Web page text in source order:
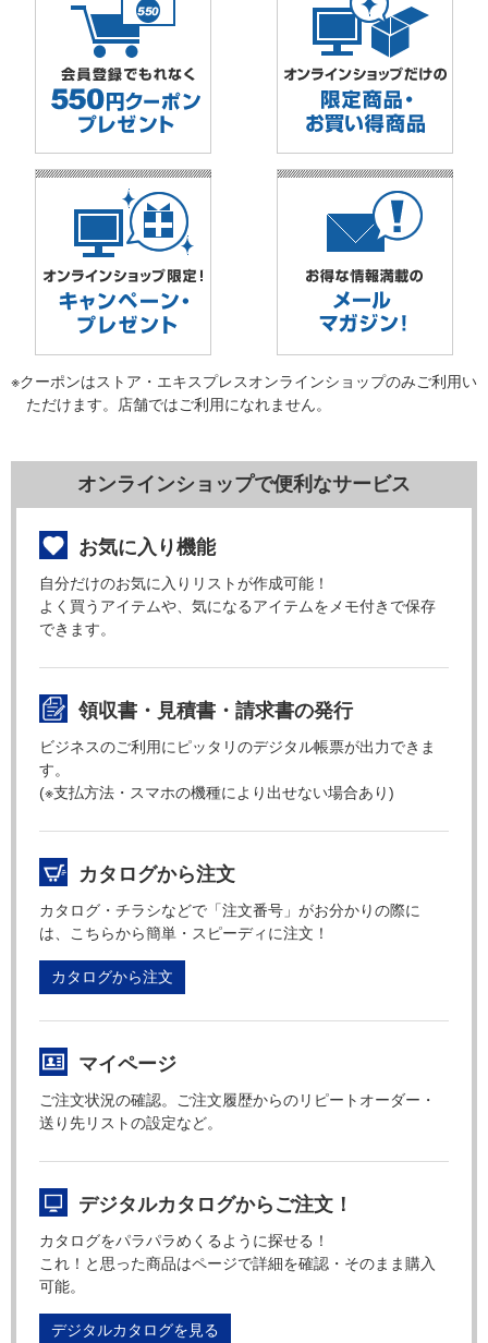
※クーポンはストア・エキスプレスオンラインショップのみご利用い
ただけます。店舗ではご利用になれません。
オンラインショップで便利なサービス
お気に入り機能
自分だけのお気に入りリストが作成可能！
よく買うアイテムや、気になるアイテムをメモ付きで保存
できます。
領収書・見積書・請求書の発行
ビジネスのご利用にピッタリのデジタル帳票が出力できま
す。
(※支払方法・スマホの機種により出せない場合あり)
カタログから注文
カタログ・チラシなどで「注文番号」がお分かりの際に
は、こちらから簡単・スピーディに注文！
カタログから注文
マイページ
ご注文状況の確認。ご注文履歴からのリピートオーダー・
送り先リストの設定など。
デジタルカタログからご注文！
カタログをパラパラめくるように探せる！
これ！と思った商品はページで詳細を確認・そのまま購入
可能。
デジタルカタログを見る